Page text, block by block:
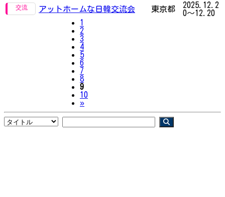
アットホームな日韓交流会
東京都
2025.12.2
0～12.20
1
2
3
4
5
6
7
8
9
10
»Next